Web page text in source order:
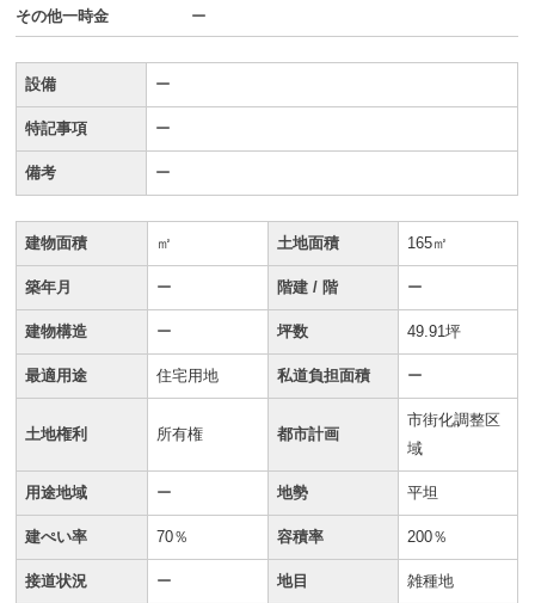
その他一時金 ー
設備 ー
特記事項 ー
備考 ー
建物面積 ㎡ 土地面積 165㎡
築年月 ー 階建 / 階 ー
建物構造 ー 坪数 49.91坪
最適用途 住宅用地 私道負担面積 ー
土地権利 所有権 都市計画
市街化調整区
域
用途地域 ー 地勢 平坦
建ぺい率 70％ 容積率 200％
接道状況 ー 地目 雑種地